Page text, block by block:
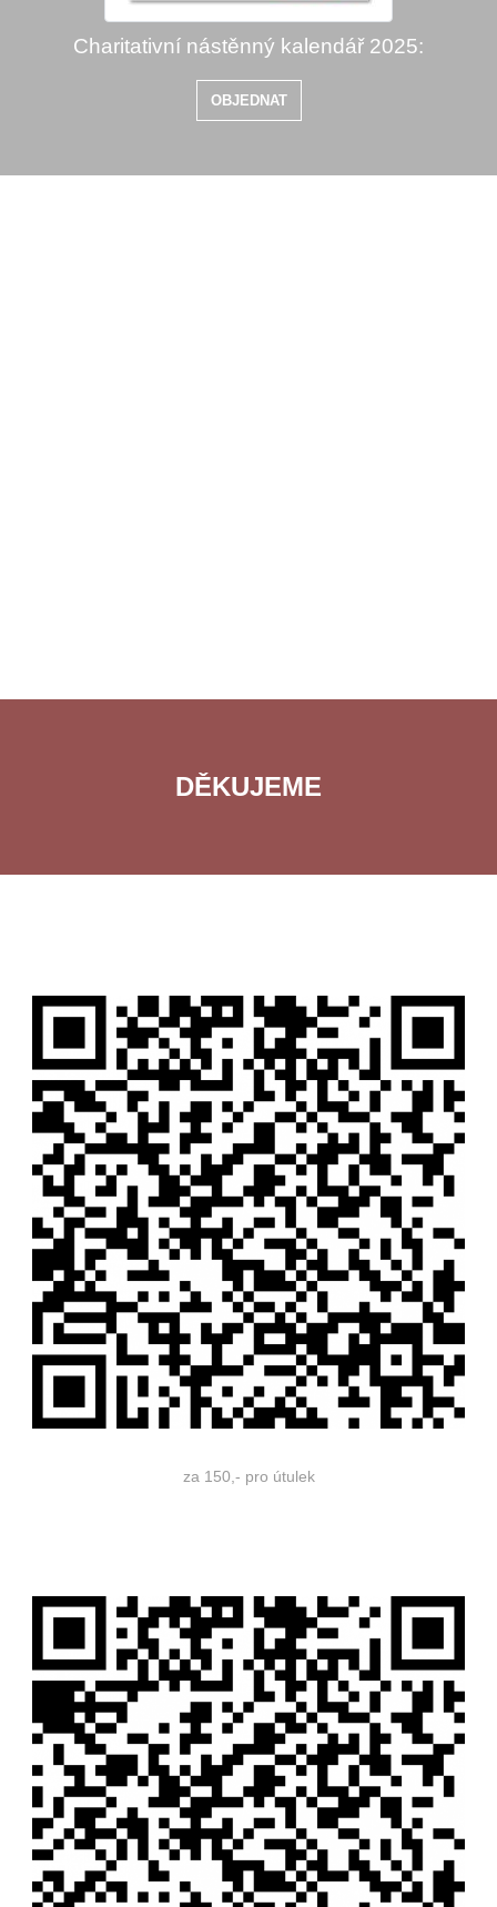
Charitativní nástěnný kalendář 2025:
OBJEDNAT
DĚKUJEME
za 150,- pro útulek